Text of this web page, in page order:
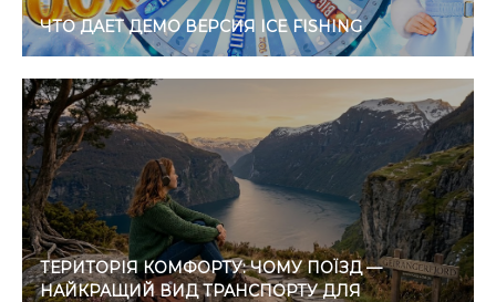
ЧТО ДАЕТ ДЕМО ВЕРСИЯ ICE FISHING
ТЕРИТОРІЯ КОМФОРТУ: ЧОМУ ПОЇЗД —
НАЙКРАЩИЙ ВИД ТРАНСПОРТУ ДЛЯ